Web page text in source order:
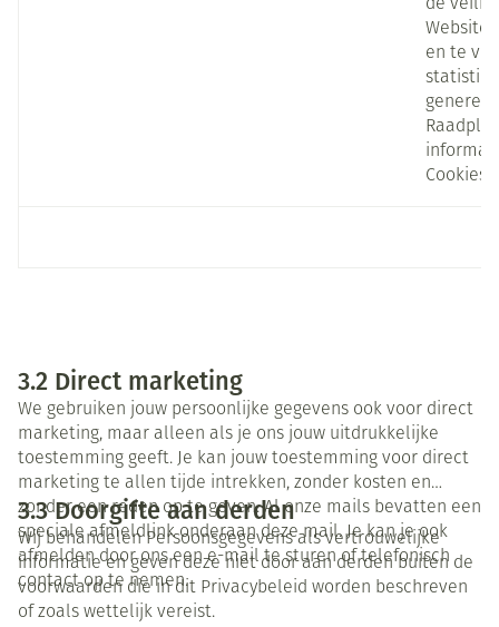
de
Website
en te
Cookies.
3.2 Direct marketing
We gebruiken jouw persoonlijke gegevens ook voor direct
marketing, maar alleen als je ons jouw uitdrukkelijke
toestemming geeft. Je kan jouw toestemming voor direct
marketing te allen tijde intrekken, zonder kosten en
zonder een reden op te geven. Al onze mails bevatten een
speciale afmeldlink onderaan deze mail. Je kan je ook
afmelden door ons een e-mail te sturen of telefonisch
contact op te nemen.
3.3 Doorgifte aan derden
Wij behandelen Persoonsgegevens als vertrouwelijke
informatie en geven deze niet door aan derden buiten de
voorwaarden die in dit Privacybeleid worden beschreven
of zoals wettelijk vereist.